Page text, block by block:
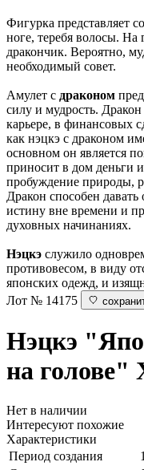
Фигурка представляет
ноге, теребя волосы. На
дракончик. Вероятно,
необходимый совет.
Амулет с драконом
силу и мудрость.
карьере, в финансовых
как нэцкэ с драконом
основном он является
приносит в дом деньги
пробуждение природы,
Дракон способен
истину вне времени и
духовных начинаниях.
Нэцкэ служило
противовесом, в виду
японских одежд, и
Лот № 14175
Нэцкэ
на голове"
Нет в наличии
Интересуют похожие
Характеристики
Период создания